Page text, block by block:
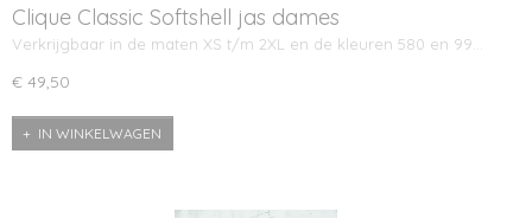
Clique Classic Softshell jas dames
Verkrijgbaar in de maten XS t/m 2XL en de kleuren 580 en 99…
€ 49,50
IN WINKELWAGEN